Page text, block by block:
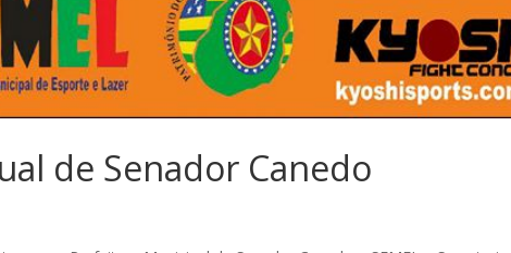
de Senador Canedo